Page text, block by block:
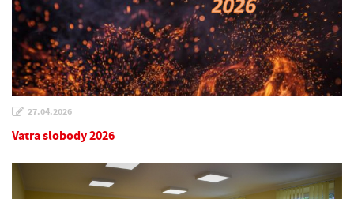
27.04.2026
Vatra slobody 2026